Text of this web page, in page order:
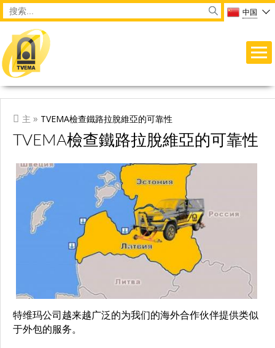
Перейти к основному содержанию
中国
Форма поиска
Main menu
ВЫ ЗДЕСЬ
主 » TVEMA檢查鐵路拉脫維亞的可靠性
TVEMA檢查鐵路拉脫維亞的可靠性
特维玛公司越来越广泛的为我们的海外合作伙伴提供类似
于外包的服务。